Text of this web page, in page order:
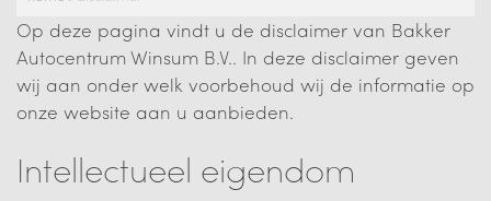
Op deze pagina vindt u de disclaimer van Bakker
Autocentrum Winsum B.V.. In deze disclaimer geven
wij aan onder welk voorbehoud wij de informatie op
onze website aan u aanbieden.
Intellectueel eigendom